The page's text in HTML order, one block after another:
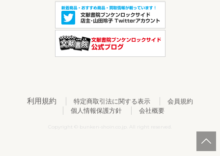
利用規約 特定商取引法に関する表示
会員規約
個人情報保護方針
会社概要
Copyright © bunken-shoin.co.jp. All right reserved.